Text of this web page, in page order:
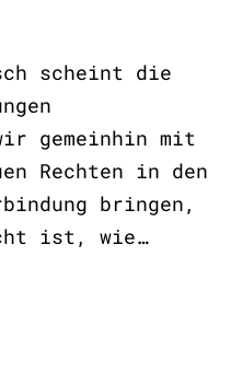
scheint die
gemeinhin mit
Rechten in den
bringen,
ist, wie…